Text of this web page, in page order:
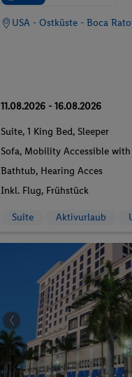
USA - Ostküste - Boca
11.08.2026 - 16.08.2026
Suite, 1 King Bed, Sleeper
Sofa, Mobility Accessible with
Bathtub, Hearing Acces
Inkl. Flug, Frühstück
Suite Aktivurlaub